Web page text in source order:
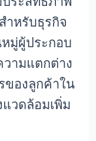
ำหรับธุรกิจ
มู่ผู้ประกอบ
วามแตกต่าง
ของลูกค้าใน
วดล้อมเพิ่ม